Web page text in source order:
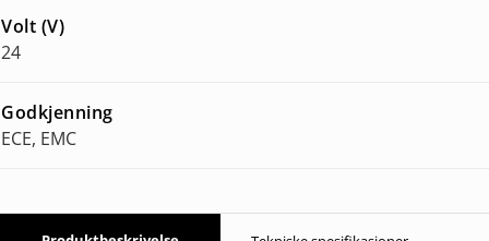
Volt (V)
24
Godkjenning
ECE, EMC